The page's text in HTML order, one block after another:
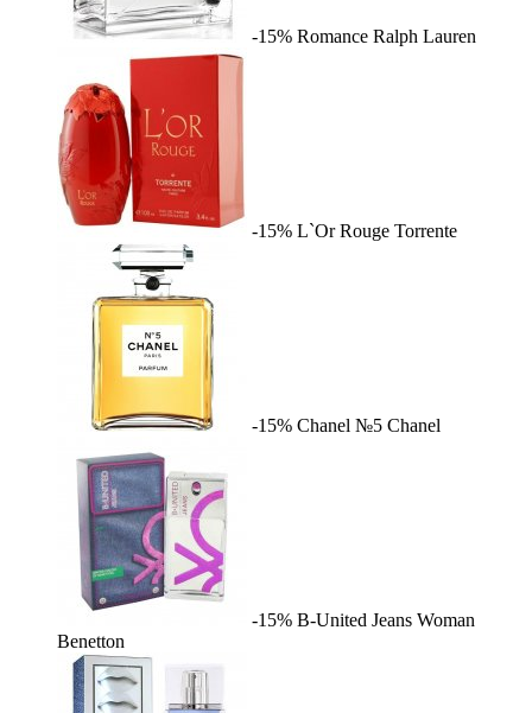
-15% Romance Ralph Lauren
-15% L`Or Rouge Torrente
-15% Chanel №5 Chanel
-15% B-United Jeans Woman
Benetton